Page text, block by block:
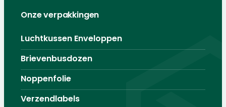
Onze verpakkingen
Luchtkussen Enveloppen
Brievenbusdozen
Noppenfolie
Verzendlabels